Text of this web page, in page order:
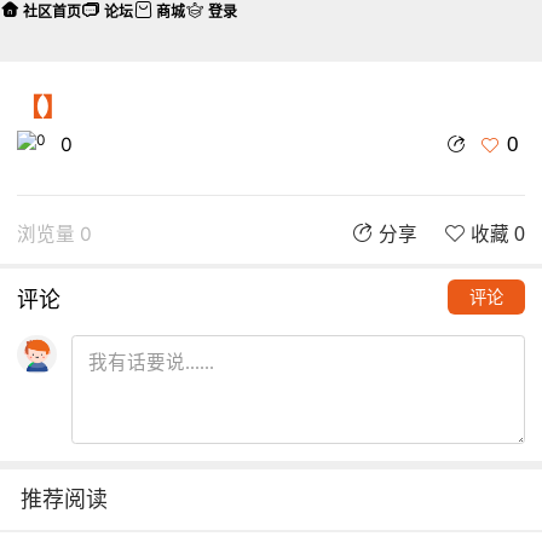
【】
0 0
浏览量 0 分享 收藏 0
评论 评论
推荐阅读
社区首页 论坛 商城 登录